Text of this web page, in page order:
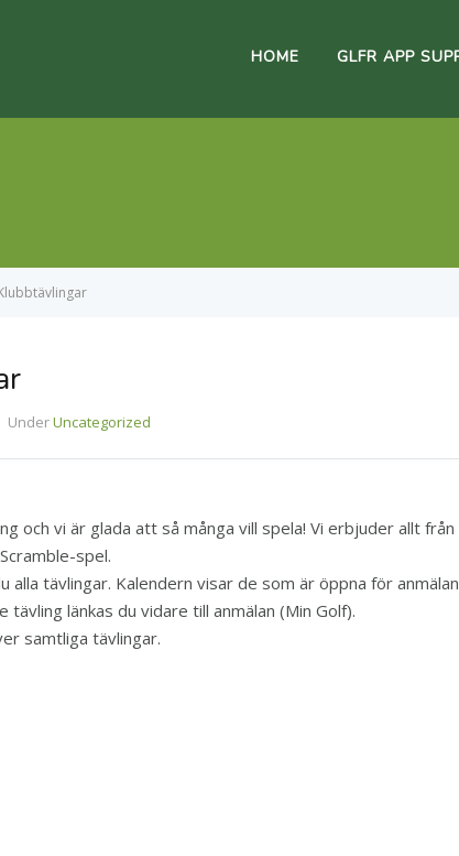
HOME GLFR APP
UnderUncategorized
och vi är glada att så många vill spela! Vi erbjuder allt från
spel.
alla tävlingar. Kalendern visar de som är öppna för
länkas du vidare till anmälan (Min Golf).
samtliga tävlingar.